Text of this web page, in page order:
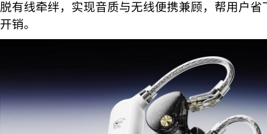
脱有线牵绊，实现音质与无线便携兼顾，帮用户
开销。